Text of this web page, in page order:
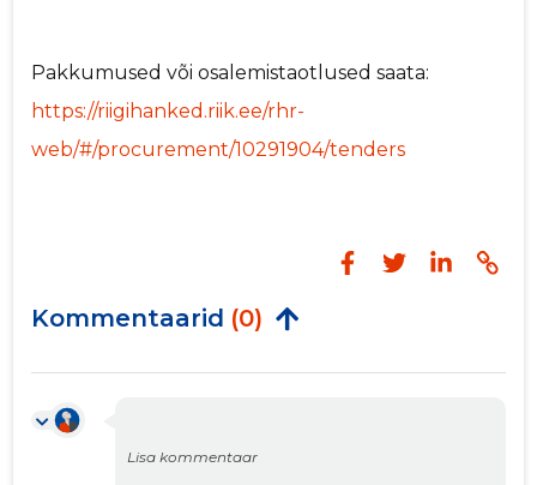
Pakkumused või osalemistaotlused saata:
https://riigihanked.riik.ee/rhr-
web/#/procurement/10291904/tenders
Kommentaarid (0)